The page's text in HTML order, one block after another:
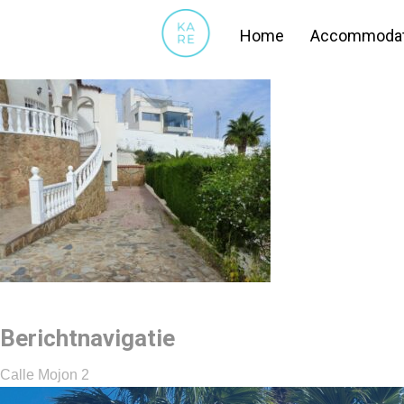
Home
Berichtnavigatie
Calle Mojon 2